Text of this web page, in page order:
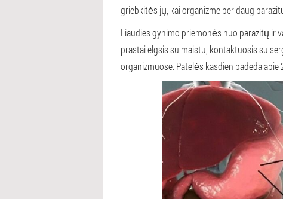
griebkitės jų, kai organizme per daug
Liaudies gynimo priemonės nuo parazitų ir
prastai elgsis su maistu, kontaktuosis su
organizmuose. Patelės kasdien padeda